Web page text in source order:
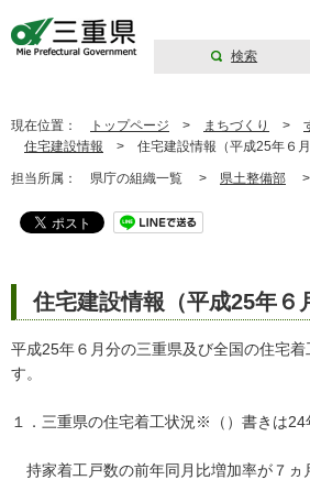
検索
現在位置： トップページ > まちづくり >
住宅建設情報 > 住宅建設情報（平成25年６月
担当所属： 県庁の組織一覧 > 県土整備部 >
住宅建設情報（平成25年６
平成25年６月分の三重県及び全国の住宅着
す。
１．三重県の住宅着工状況※（）書きは
持家着工戸数の前年同月比増加率が７ヵ